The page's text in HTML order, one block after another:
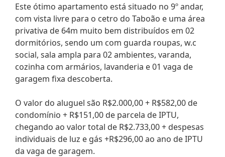
Este ótimo apartamento está situado no 9º andar,
com vista livre para o cetro do Taboão e uma área
privativa de 64m muito bem distribuídos em 02
dormitórios, sendo um com guarda roupas, w.c
social, sala ampla para 02 ambientes, varanda,
cozinha com armários, lavanderia e 01 vaga de
garagem fixa descoberta.
O valor do aluguel são R$2.000,00 + R$582,00 de
condomínio + R$151,00 de parcela de IPTU,
chegando ao valor total de R$2.733,00 + despesas
individuais de luz e gás +R$296,00 ao ano de IPTU
da vaga de garagem.